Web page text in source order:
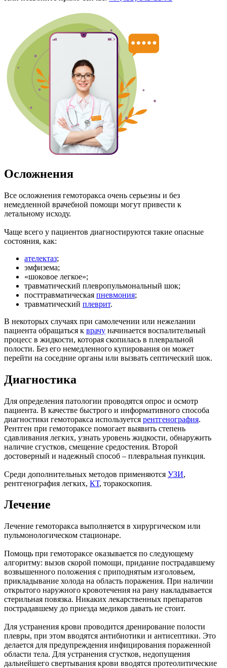
Осложнения
Все осложнения гемоторакса очень серьезны и без
немедленной врачебной помощи могут привести к
летальному исходу.
Чаще всего у пациентов диагностируются такие опасные
состояния, как:
ателектаз;
эмфизема;
«шоковое легкое»;
травматический плевропульмональный шок;
посттравматическая пневмония;
травматический плеврит.
В некоторых случаях при самолечении или нежелании
пациента обращаться к врачу начинается воспалительный
процесс в жидкости, которая скопилась в плевральной
полости. Без его немедленного купирования он может
перейти на соседние органы или вызвать септический шок.
Диагностика
Для определения патологии проводятся опрос и осмотр
пациента. В качестве быстрого и информативного способа
диагностики гемоторакса используется рентгенография.
Рентген при гемотораксе помогает выявить степень
сдавливания легких, узнать уровень жидкости, обнаружить
наличие сгустков, смещение средостения. Второй
достоверный и надежный способ – плевральная пункция.
Среди дополнительных методов применяются УЗИ,
рентгенография легких, КТ, торакоскопия.
Лечение
Лечение гемоторакса выполняется в хирургическом или
пульмонологическом стационаре.
Помощь при гемотораксе оказывается по следующему
алгоритму: вызов скорой помощи, придание пострадавшему
возвышенного положения с приподнятым изголовьем,
прикладывание холода на область поражения. При наличии
открытого наружного кровотечения на рану накладывается
стерильная повязка. Никаких лекарственных препаратов
пострадавшему до приезда медиков давать не стоит.
Для устранения крови проводится дренирование полости
плевры, при этом вводятся антибиотики и антисептики. Это
делается для предупреждения инфицирования пораженной
области тела. Для устранения сгустков, недопущения
дальнейшего свертывания крови вводятся протеолитические